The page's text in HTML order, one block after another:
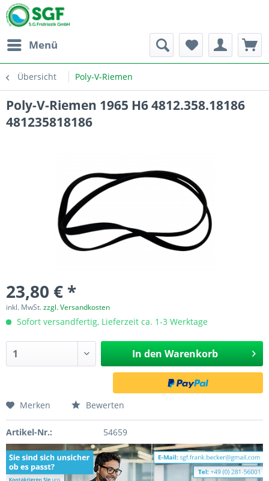
Menü
Übersicht Poly-V-Riemen
Poly-V-Riemen 1965 H6 4812.358.18186
481235818186
23,80 € *
inkl. MwSt.zzgl. Versandkosten
Sofort versandfertig, Lieferzeit ca. 1-3 Werktage
In den Warenkorb
Merken Bewerten
Artikel-Nr.: 54659